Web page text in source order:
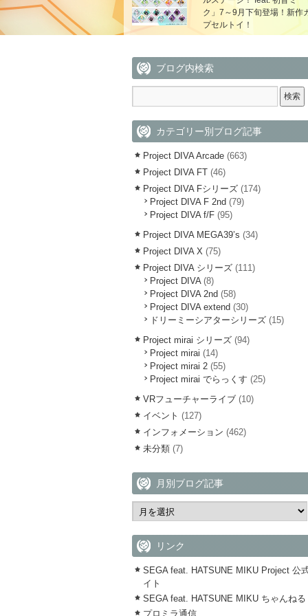
ク」7～9月下旬登場！新作
プセルトイ！
ブログ内検索
カテゴリー別ブログ記事
Project DIVA Arcade (663)
Project DIVA FT (46)
Project DIVA Fシリーズ (174)
Project DIVA F 2nd (79)
Project DIVA f/F (95)
Project DIVA MEGA39’s (34)
Project DIVA X (75)
Project DIVA シリーズ (111)
Project DIVA(8)
Project DIVA 2nd (58)
Project DIVA extend (30)
ドリーミーシアターシリーズ (15)
Project mirai シリーズ (94)
Project mirai (14)
Project mirai 2 (55)
Project mirai でらっくす (25)
VRフューチャーライブ (10)
イベント (127)
インフォメーション (462)
未分類 (7)
月別ブログ記事
リンク
SEGA feat. HATSUNE MIKU Project 公
イト
SEGA feat. HATSUNE MIKU ちゃんねる
プロミラ通信